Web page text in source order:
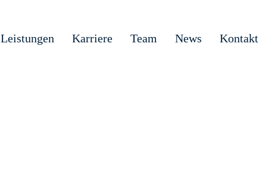
Leistungen Karriere Team News Kontakt